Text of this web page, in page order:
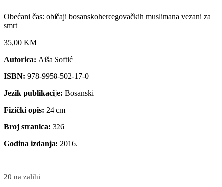
Obećani čas: običaji bosanskohercegovačkih muslimana vezani za
smrt
35,00 KM
Autorica: Aiša Softić
ISBN: 978-9958-502-17-0
Jezik publikacije: Bosanski
Fizički opis: 24 cm
Broj stranica: 326
Godina izdanja: 2016.
20 na zalihi